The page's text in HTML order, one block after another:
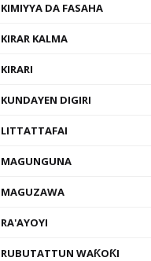
KIMIYYA DA FASAHA
KIRAR KALMA
KIRARI
KUNDAYEN DIGIRI
LITTATTAFAI
MAGUNGUNA
MAGUZAWA
RA'AYOYI
RUBUTATTUN WAƘOƘI